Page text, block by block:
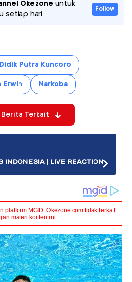
Okezone untuk
setiap hari
Follow
Didik Putra Kuncoro
Erwin Narkoba
Berita Terkait
INDONESIA | LIVE REACTION